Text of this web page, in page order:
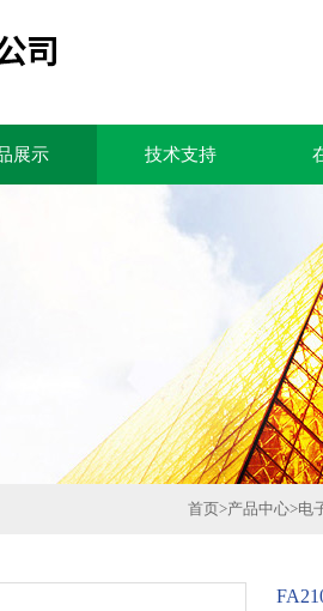
展示 技术支持
首页>产品中心>电